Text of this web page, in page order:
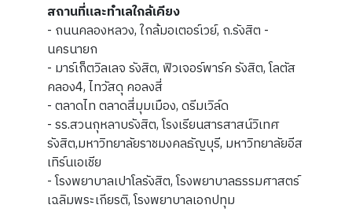
สถานที่และทำเลใกล้เคียง
- ถนนคลองหลวง, ใกล้มอเตอร์เวย์, ถ.รังสิต -
นครนายก
- มาร์เก็ตวิลเลจ รังสิต, ฟิวเจอร์พาร์ค รังสิต, โลตัส
คลอง4, ไทวัสดุ คอลงสี่
- ตลาดไท ตลาดสี่มุมเมือง, ดรีมเวิล์ด
- รร.สวนกุหลาบรังสิต, โรงเรียนสารสาสน์วิเทศ
รังสิต,มหาวิทยาลัยราชมงคลธัญบุรี, มหาวิทยาลัยอีส
เทิร์นเอเชีย
- โรงพยาบาลเปาโลรังสิต, โรงพยาบาลธรรมศาสตร์
เฉลิมพระเกียรติ, โรงพยาบาลเอกปทุม